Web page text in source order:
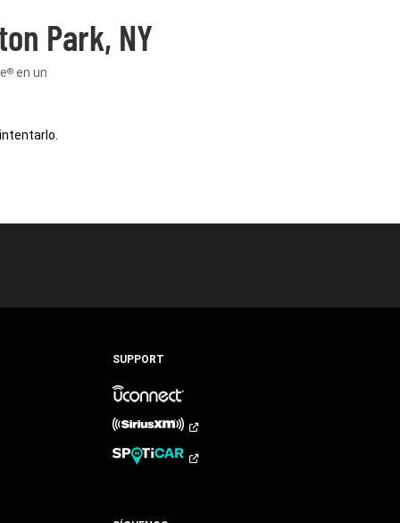
Park, NY
®en un
SUPPORT